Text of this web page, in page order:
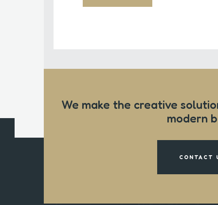
We make the creative
modern
CONTACT